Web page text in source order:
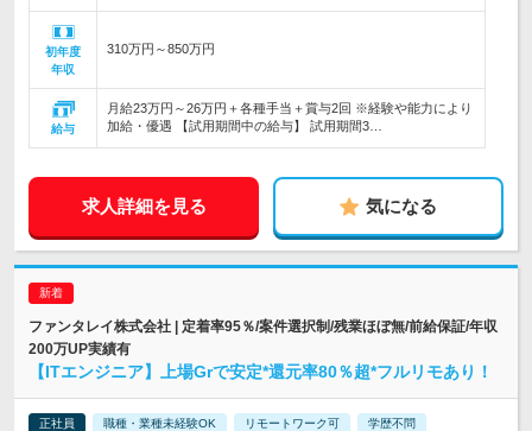
初年度
年収
310万円～850万円
給与
月給23万円～26万円＋各種手当＋賞与2回 ※経験や能力により
加給・優遇 【試用期間中の給与】 試用期間3…
求人詳細を見る 気になる
ファンタレイ株式会社 | 定着率95％/案件選択制/残業ほぼ無/前給保証/年収
200万UP実績有
【ITエンジニア】上場Grで安定*還元率80％超*フルリモあり！
正社員 職種・業種未経験OK リモートワーク可 学歴不問